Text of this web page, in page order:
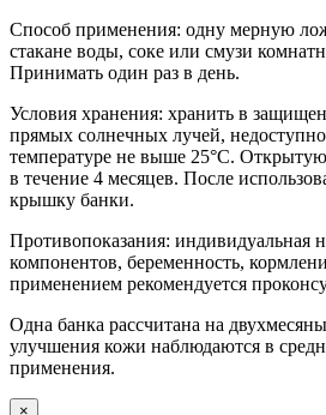
Способ применения: одну мерную
стакане воды, соке или смузи
Принимать один раз в день.
Условия хранения: хранить в
прямых солнечных лучей,
температуре не выше 25°C. Открытую
в течение 4 месяцев. После
крышку банки.
Противопоказания: индивидуальная
компонентов, беременность,
применением рекомендуется
Одна банка рассчитана на
улучшения кожи наблюдаются в
применения.
×